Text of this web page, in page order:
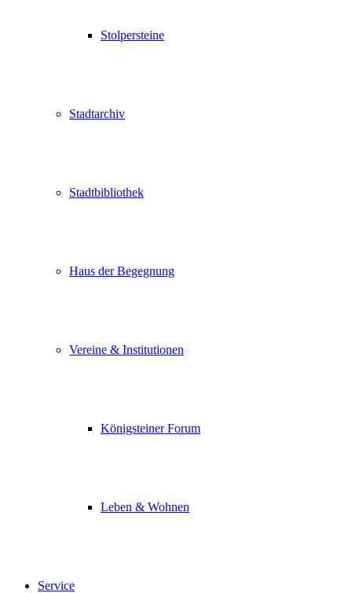
Stolpersteine
Stadtarchiv
Stadtbibliothek
Haus der Begegnung
Vereine & Institutionen
Königsteiner Forum
Leben & Wohnen
Service